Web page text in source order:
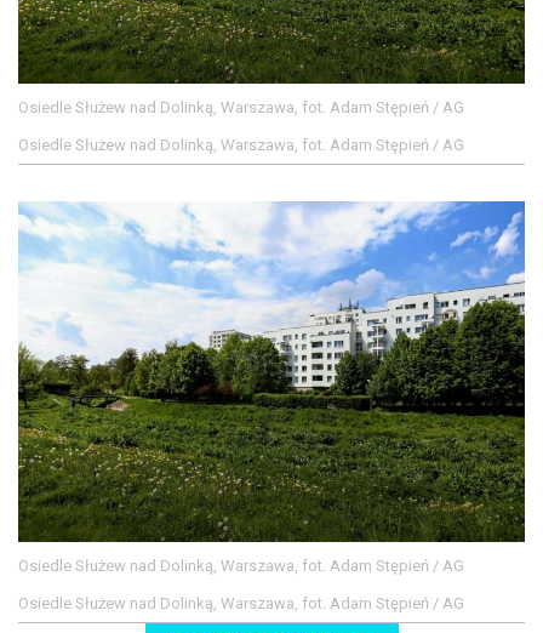
Osiedle Służew nad Dolinką, Warszawa, fot. Adam Stępień / AG
Osiedle Służew nad Dolinką, Warszawa, fot. Adam Stępień / AG
Osiedle Służew nad Dolinką, Warszawa, fot. Adam Stępień / AG
Osiedle Służew nad Dolinką, Warszawa, fot. Adam Stępień / AG